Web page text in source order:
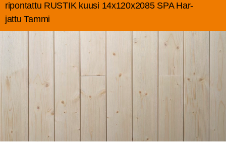
ri­pon­tat­tu RUS­TIK kuusi 14x120x2085 SPA Har­
jat­tu Tammi